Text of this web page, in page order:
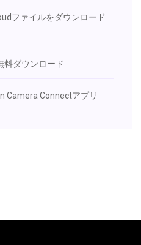
ファイルをダウンロード
料ダウンロード
Camera Connectアプリ